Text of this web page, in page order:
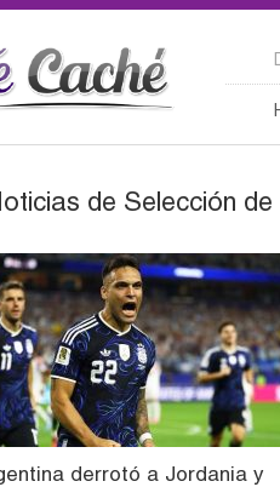
de Selección
derrotó a Jordania y